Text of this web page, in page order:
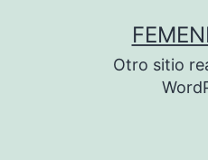
Otro sitio